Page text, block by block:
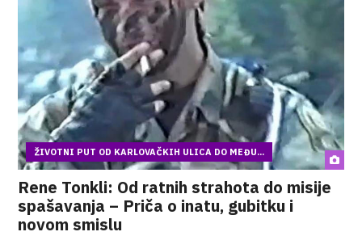
ŽIVOTNI PUT OD KARLOVAČKIH ULICA DO MEĐU...
Rene Tonkli: Od ratnih strahota do misije
spašavanja – Priča o inatu, gubitku i
novom smislu